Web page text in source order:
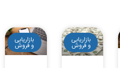
بازاریابی
و فروش
بازاریابی
و فروش